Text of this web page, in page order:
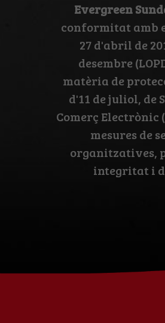
Evergreen
conformitat amb
27 d'abril de
desembre
matèria de
d'11 de juliol, de
Comerç Electrònic
mesures de
organitzatives,
integritat i